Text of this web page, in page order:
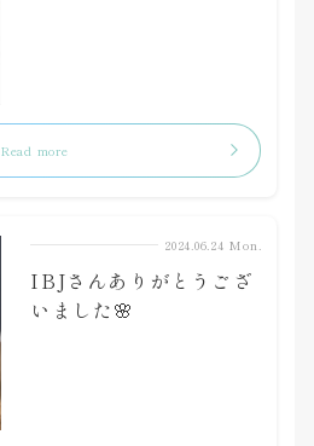
Read more
2024.06.24 Mon.
IBJさんありがとうござ
いました🌸